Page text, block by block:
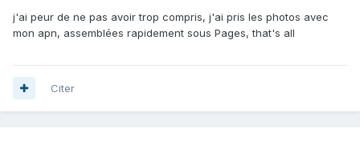
j'ai peur de ne pas avoir trop compris, j'ai pris les photos avec
mon apn, assemblées rapidement sous Pages, that's all
Citer